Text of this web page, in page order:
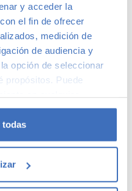
y acceder la
el fin de ofrecer
medición de
de audiencia y
opción de seleccionar
propósitos. Puede
de cookies o clicando en
su ubicación
una precisión de varios
todas
1 de cada 4 coches
Saber más